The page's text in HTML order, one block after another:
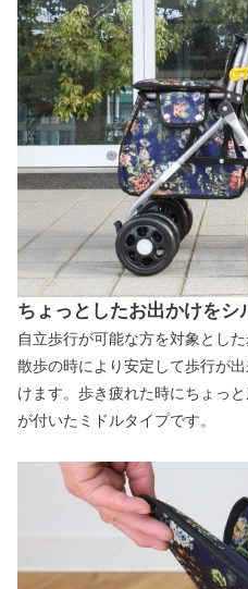
ちょっとしたお出かけをシ
自立歩行が可能な方を対象とし
散歩の時により安定して歩行が
けます。歩き疲れた時にちょっ
が付いたミドルタイプです。